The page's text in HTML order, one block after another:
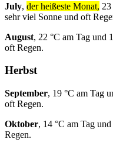
July, der heißeste Monat,
sehr viel Sonne und oft
August, 22 °C am Tag und
oft Regen.
Herbst
September, 19 °C am Tag
oft Regen.
Oktober, 14 °C am Tag
Regen.